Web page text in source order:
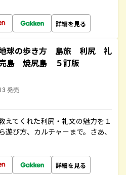
詳細を見る
球の歩き方 島旅 利尻 礼
島 焼尻島 ５訂版
発売
てくれた利尻・礼文の魅力を１
び方、カルチャーまで。さあ、
詳細を見る